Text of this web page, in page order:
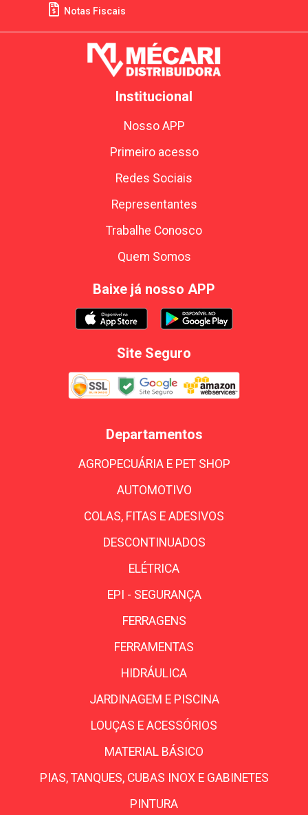
Notas Fiscais
Institucional
Nosso APP
Primeiro acesso
Redes Sociais
Representantes
Trabalhe Conosco
Quem Somos
Baixe já nosso APP
Site Seguro
Departamentos
AGROPECUÁRIA E PET SHOP
AUTOMOTIVO
COLAS, FITAS E ADESIVOS
DESCONTINUADOS
ELÉTRICA
EPI - SEGURANÇA
FERRAGENS
FERRAMENTAS
HIDRÁULICA
JARDINAGEM E PISCINA
LOUÇAS E ACESSÓRIOS
MATERIAL BÁSICO
PIAS, TANQUES, CUBAS INOX E GABINETES
PINTURA